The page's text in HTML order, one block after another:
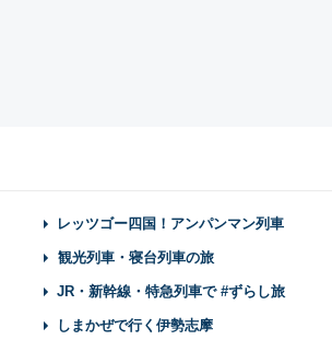
レッツゴー四国！アンパンマン列車
観光列車・寝台列車の旅
JR・新幹線・特急列車で #ずらし旅
しまかぜで行く伊勢志摩